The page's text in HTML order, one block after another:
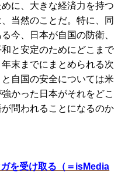
に、大きな経済力を持つ
当然のことだ。特に、同
今、日本が自国の防衛、
と安定のためにどこまで
末までにまとめられる次
自国の安全については米
かった日本がそれをどこ
問われることになるのか
を受け取る（＝isMedia